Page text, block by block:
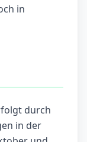
in
durch
in der